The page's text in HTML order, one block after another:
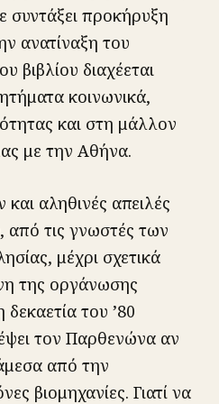
συντάξει προκήρυξη
ανατίναξη του
βιβλίου διαχέεται
κοινωνικά,
και στη μάλλον
με την Αθήνα.
αληθινές απειλές
από τις γνωστές των
μέχρι σχετικά
της οργάνωσης
του ’80
τον Παρθενώνα αν
από την
βιομηχανίες. Γιατί να